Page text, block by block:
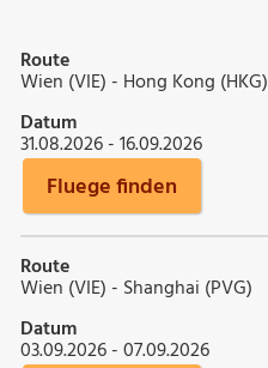
Route
Wien (VIE) - Hong Kong (HKG)
Datum
31.08.2026 - 16.09.2026
Fluege finden
Route
Wien (VIE) - Shanghai (PVG)
Datum
03.09.2026 - 07.09.2026